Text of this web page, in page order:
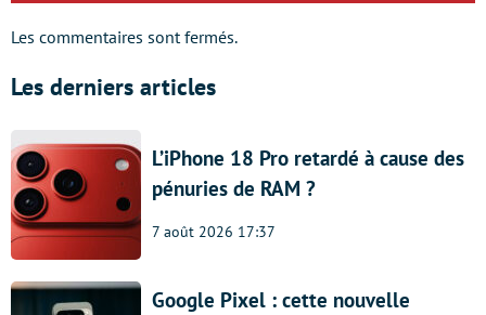
Les commentaires sont fermés.
Les derniers articles
L’iPhone 18 Pro retardé à cause des
pénuries de RAM ?
7 août 2026 17:37
Google Pixel : cette nouvelle